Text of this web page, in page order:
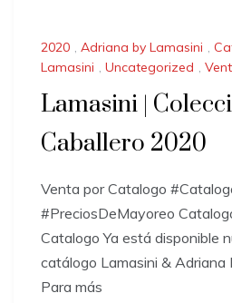
2020 , Adriana by Lamasini ,
Lamasini , Uncategorized ,
Lamasini |
Caballero 2020
Venta por Catalogo
#PreciosDeMayoreo
Catalogo Ya está disponible
catálogo Lamasini & Adriana
Para más